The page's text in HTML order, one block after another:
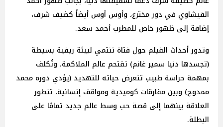
الفيشاوي في دور مخترع، وأوس أوس أيضاً كضيف شرف،
إضافة إلى ظهور خاص للمطرب أحمد سعد.
وتدور أحداث الفيلم حول فتاة تنتمي لبيئة ريفية بسيطة
(تجسدها دنيا سمير غانم) تقتحم عالم الملاكمة، وتُكلف
بمهمة حراسة طبيب تتعرض حياته للتهديد (يؤدي دوره محمد
ممدوح) وبين مفارقات كوميدية ومواقف إنسانية، تتطور
العلاقة بينهما إلى قصة حب وسط عالم جديد تمامًا على
البطلة.